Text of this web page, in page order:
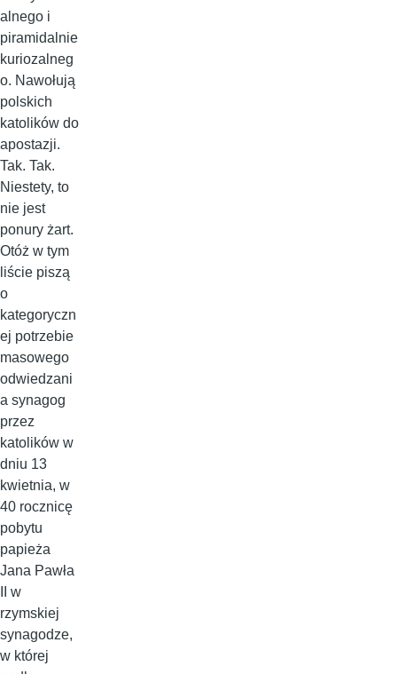
alnego i
piramidalnie
kuriozalneg
o. Nawołują
polskich
katolików do
apostazji.
Tak. Tak.
Niestety, to
nie jest
ponury żart.
Otóż w tym
liście piszą
o
kategoryczn
ej potrzebie
masowego
odwiedzani
a synagog
przez
katolików w
dniu 13
kwietnia, w
40 rocznicę
pobytu
papieża
Jana Pawła
II w
rzymskiej
synagodze,
w której